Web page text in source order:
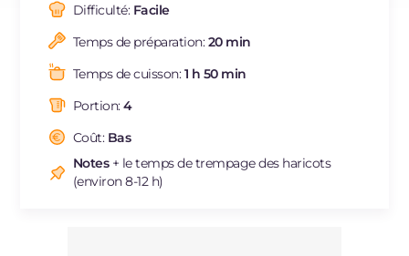
ES
NL
BR
Difficulté: Facile
Temps de préparation:20 min
Temps de cuisson:1 h 50 min
Portion:4
Coût: Bas
Notes+ le temps de trempage des haricots
(environ 8-12 h)